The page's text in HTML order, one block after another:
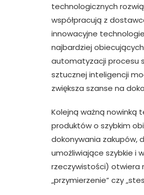
technologicznych
współpracują z
innowacyjne
najbardziej
automatyzacji procesu
sztucznej inteligencji
zwiększa szanse na
Kolejną ważną nowinką
produktów o szybkim
dokonywania zakupów,
umożliwiające szybkie i
rzeczywistości) otwiera
„przymierzenie” czy